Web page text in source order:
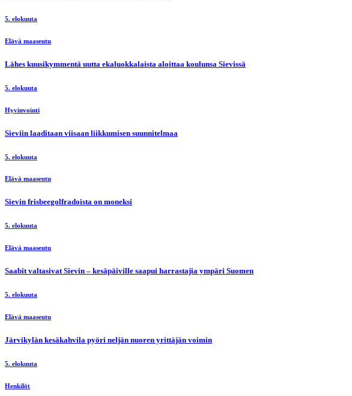
5. elokuuta
Elävä maaseutu
Lähes kuusikymmentä uutta ekaluokkalaista aloittaa koulunsa Sievissä
5. elokuuta
Hyvinvointi
Sieviin laaditaan viisaan liikkumisen suunnitelmaa
5. elokuuta
Elävä maaseutu
Sievin frisbeegolfradoista on moneksi
5. elokuuta
Elävä maaseutu
Saabit valtasivat Sievin – kesäpäiville saapui harrastajia ympäri Suomen
5. elokuuta
Elävä maaseutu
Järvikylän kesäkahvila pyöri neljän nuoren yrittäjän voimin
5. elokuuta
Henkilöt